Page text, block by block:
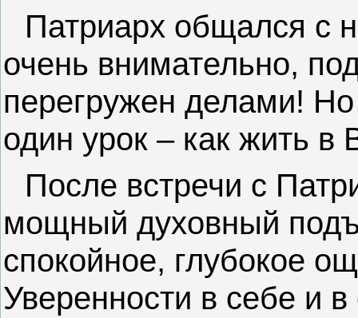
Патриарх общался с
очень внимательно,
перегружен делами!
один урок – как жить в
После встречи с
мощный духовный
спокойное, глубокое
Уверенности в себе и